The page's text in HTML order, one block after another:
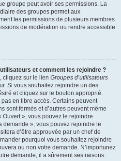
groupe peut avoir ses permissions. La
des groupes permet aux
les permissions de plusieurs membres
de modération ou rendre accessible
et comment les rejoindre ?
cliquez sur le lien Groupes d’utilisateurs
Si vous souhaitez rejoindre un des
et cliquez sur le bouton approprié.
en libre accès. Certains peuvent
sont fermés et d’autres peuvent même
», vous pouvez le rejoindre
demande », vous pouvez rejoindre le
d’être approuvée par un chef de
pourquoi vous souhaitez rejoindre
ou non votre demande. N’importunez
demande, il a sûrement ses raisons.